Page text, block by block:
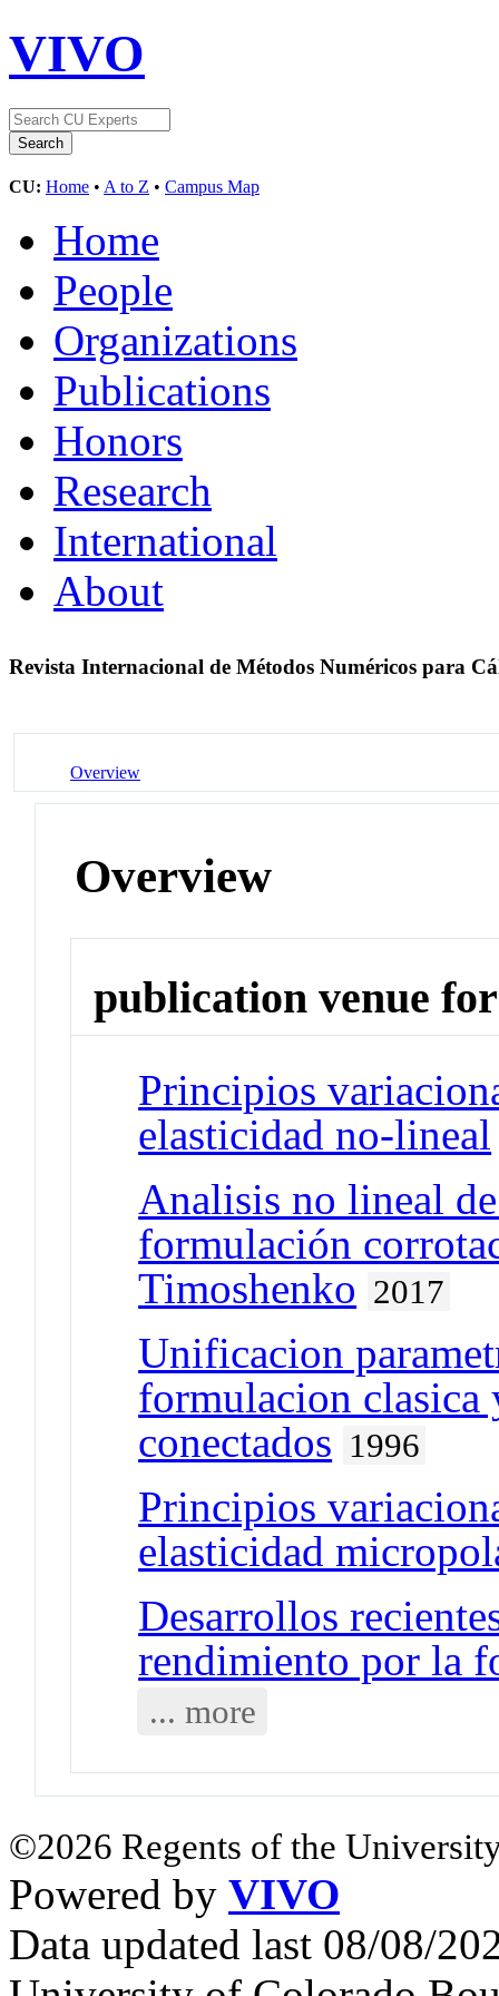
VIVO
CU: Home • A to Z • Campus Map
Home
People
Organizations
Publications
Honors
Research
International
About
Revista Internacional de Métodos Numéricos para
Overview
Overview
publication venue for
Principios
elasticidad no-lineal
Analisis no lineal
formulación
Timoshenko 2017
Unificacion
formulacion clasica
conectados 1996
Principios
elasticidad
Desarrollos
rendimiento por la
... more
©2026 Regents of the
Powered by VIVO
Data updated last 08/08/